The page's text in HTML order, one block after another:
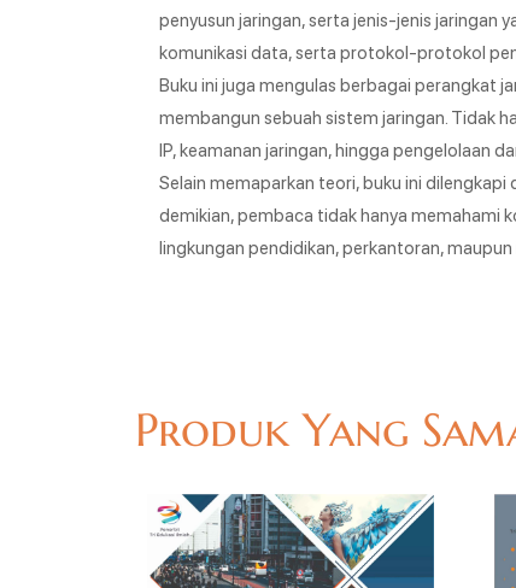
penyusun jaringan, serta jenis-jenis jaringan
komunikasi data, serta protokol-protokol
Buku ini juga mengulas berbagai perangkat
membangun sebuah sistem jaringan. Tidak
IP, keamanan jaringan, hingga pengelolaan
Selain memaparkan teori, buku ini
demikian, pembaca tidak hanya memahami
lingkungan pendidikan, perkantoran, maupun
Produk Yang